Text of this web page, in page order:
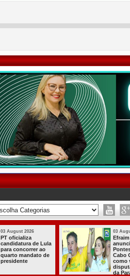
03 August 2026
PT oficializa
candidatura de Lula
para concorrer ao
quarto mandato de
presidente
03
Cabo
como
da